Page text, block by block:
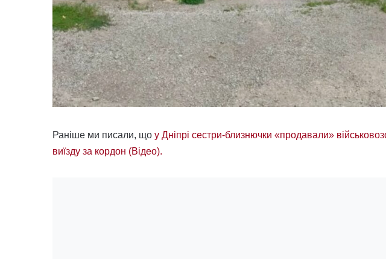
Раніше ми писали, що у Дніпрі сестри-близнючки «продавали»
виїзду за кордон (Відео).